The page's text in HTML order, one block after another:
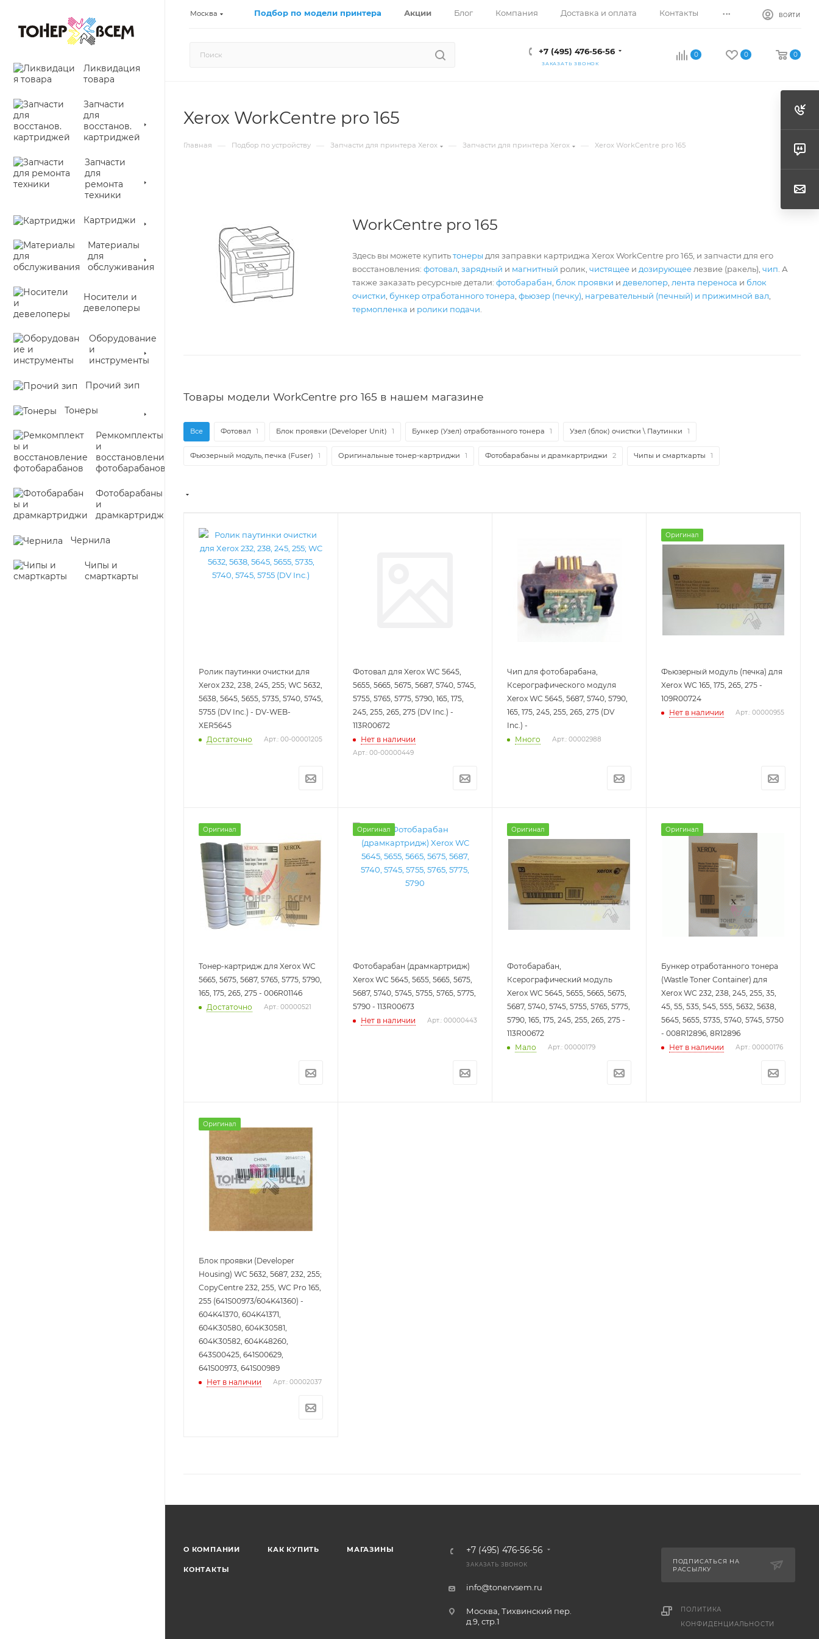
Москва Подбор по модели принтера Акции Блог Компания Доставка и оплата Контакты ... ВОЙТИ
+7 (495) 476-56-56
ЗАКАЗАТЬ ЗВОНОК
0 0 0
Ликвидация
товара
Запчасти
для
восстанов.
картриджей
Запчасти
для
ремонта
техники
Картриджи
Материалы
для
обслуживания
Носители и
девелоперы
Оборудование
и
инструменты
Прочий зип
Тонеры
Ремкомплекты
и
восстановление
фотобарабанов
Фотобарабаны
и
драмкартриджи
Чернила
Чипы и
смарткарты
Xerox WorkCentre pro 165
Главная — Подбор по устройству — Запчасти для принтера Xerox — Запчасти для принтера Xerox — Xerox WorkCentre pro 165
WorkCentre pro 165
Здесь вы можете купитьтонеры для заправки картриджа Xerox WorkCentre pro 165, и запчасти для его
восстановления:фотовал ,зарядный и магнитный ролик,чистящее и дозирующее лезвие (ракель),чип . А
также заказать ресурсные детали:фотобарабан блок проявки и девелопер лента переноса и блок
очистки бункер отработанного тонера ,фьюзер (печку) нагревательный (печный) и прижимной вал
термопленка и ролики подачи
Товары модели WorkCentre pro 165 в нашем магазине
Все Фотовал 1 Блок проявки (Developer Unit) 1 Бункер (Узел) отработанного тонера 1 Узел (блок) очистки \ Паутинки 1
Фьюзерный модуль, печка (Fuser) 1 Оригинальные тонер-картриджи 1 Фотобарабаны и драмкартриджи 2 Чипы и смарткарты 1
Ролик паутинки очистки для
Xerox 232, 238, 245, 255; WC 5632,
5638, 5645, 5655, 5735, 5740, 5745,
5755 (DV Inc.) - DV-WEB-
XER5645
Достаточно
Арт.: 00-00001205
Фотовал для Xerox WC 5645,
5655, 5665, 5675, 5687, 5740, 5745,
5755, 5765, 5775, 5790, 165, 175,
245, 255, 265, 275 (DV Inc.) -
113R00672
Нет в наличии
Арт.: 00-00000449
Чип для фотобарабана,
Ксерографического модуля
Xerox WC 5645, 5687, 5740, 5790,
165, 175, 245, 255, 265, 275 (DV
Inc.) -
Много
Арт.: 00002988
Оригинал
Фьюзерный модуль (печка) для
Xerox WC 165, 175, 265, 275 -
109R00724
Нет в наличии
Арт.: 00000955
Оригинал
Тонер-картридж для Xerox WC
5665, 5675, 5687, 5765, 5775, 5790,
165, 175, 265, 275 - 006R01146
Достаточно
Арт.: 00000521
Оригинал
Фотобарабан (драмкартридж)
Xerox WC 5645, 5655, 5665, 5675,
5687, 5740, 5745, 5755, 5765, 5775,
5790 - 113R00673
Нет в наличии
Арт.: 00000443
Оригинал
Фотобарабан,
Ксерографический модуль
Xerox WC 5645, 5655, 5665, 5675,
5687, 5740, 5745, 5755, 5765, 5775,
5790, 165, 175, 245, 255, 265, 275 -
113R00672
Мало
Арт.: 00000179
Оригинал
Бункер отработанного тонера
(Wastle Toner Container) для
Xerox WC 232, 238, 245, 255, 35,
45, 55, 535, 545, 555, 5632, 5638,
5645, 5655, 5735, 5740, 5745, 5750
- 008R12896, 8R12896
Нет в наличии
Арт.: 00000176
Оригинал
Блок проявки (Developer
Housing) WC 5632, 5687, 232, 255;
CopyCentre 232, 255, WC Pro 165,
255 (641S00973/604K41360) -
604K41370, 604K41371,
604K30580, 604K30581,
604K30582, 604K48260,
643S00425, 641S00629,
641S00973, 641S00989
Нет в наличии
Арт.: 00002037
О КОМПАНИИ КАК КУПИТЬ МАГАЗИНЫ
КОНТАКТЫ
+7 (495) 476-56-56
ЗАКАЗАТЬ ЗВОНОК
info@tonervsem.ru
Москва, Тихвинский пер.
д.9, стр.1
ПОДПИСАТЬСЯ НА
РАССЫЛКУ
ПОЛИТИКА
КОНФИДЕНЦИАЛЬНОСТИ